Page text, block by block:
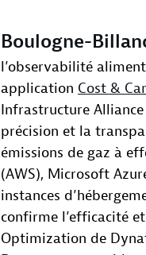
Boulogne-
l’observabilité
application Cost &
Infrastructure
précision et la
émissions de gaz à
(AWS), Microsoft
instances
confirme l’efficacité
Optimization de